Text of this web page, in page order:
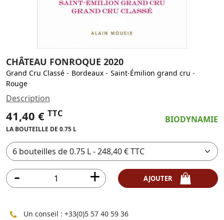
CHÂTEAU FONROQUE 2020
Grand Cru Classé - Bordeaux - Saint-Émilion grand cru -
Rouge
Description
41,40 € TTC
LA BOUTEILLE DE 0.75 L
BIODYNAMIE
Un conseil : +33(0)5 57 40 59 36